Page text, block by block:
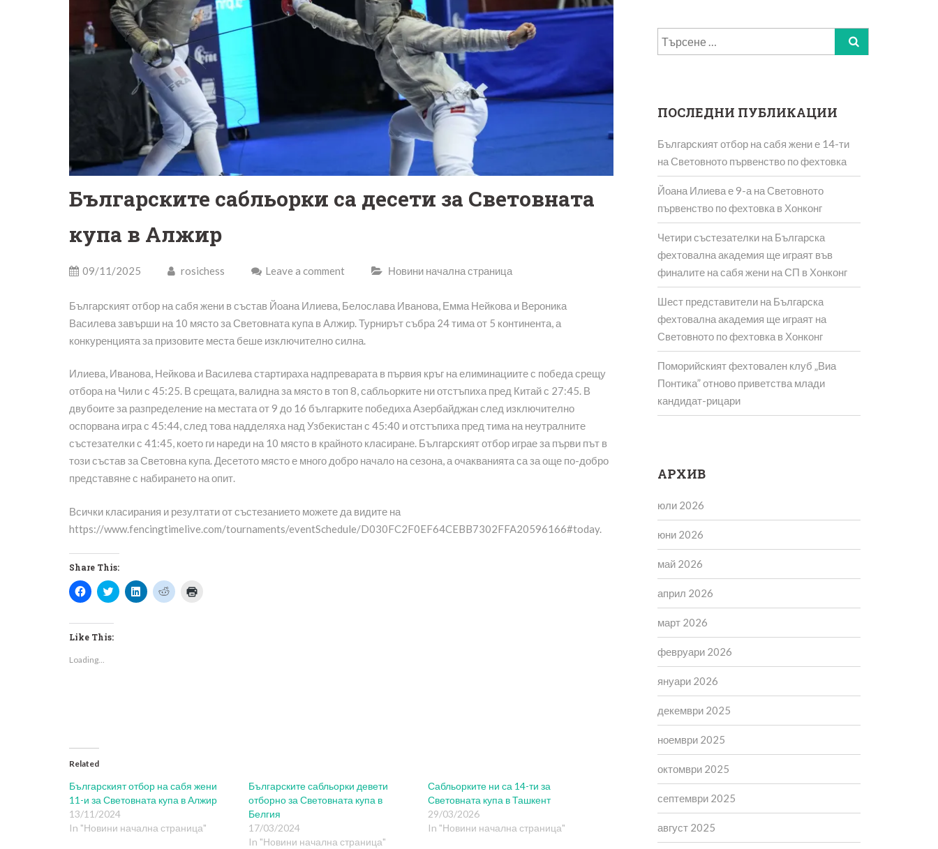
Българските сабльорки са десети за Световната
купа в Алжир
09/11/2025 rosichess Leave a comment Новини начална страница
Българският отбор на сабя жени в състав Йоана Илиева, Белослава Иванова, Емма Нейкова и Вероника
Василева завърши на 10 място за Световната купа в Алжир. Турнирът събра 24 тима от 5 континента, а
конкуренцията за призовите места беше изключително силна.
Илиева, Иванова, Нейкова и Василева стартираха надпреварата в първия кръг на елиминациите с победа срещу
отбора на Чили с 45:25. В срещата, валидна за място в топ 8, сабльорките ни отстъпиха пред Китай с 27:45. В
двубоите за разпределение на местата от 9 до 16 българките победиха Азербайджан след изключително
оспорвана игра с 45:44, след това надделяха над Узбекистан с 45:40 и отстъпиха пред тима на неутралните
състезателки с 41:45, което ги нареди на 10 място в крайното класиране. Българският отбор играе за първи път в
този състав за Световна купа. Десетото място е много добро начало на сезона, а очакванията са за още по-добро
представяне с набирането на опит.
Всички класирания и резултати от състезанието можете да видите на
https://www.fencingtimelive.com/tournaments/eventSchedule/D030FC2F0EF64CEBB7302FFA20596166#today.
Share This:
Click
to
Facebook
(Opens
in
window)
Click
to
Click
to
Click
to
Like This:
Loading...
Related
Българският отбор на сабя жени
11-и за Световната купа в Алжир
13/11/2024
In "Новини начална страница"
Българските сабльорки девети
отборно за Световната купа в
Белгия
17/03/2024
In "Новини начална страница"
Сабльорките ни са 14-ти за
Световната купа в Ташкент
29/03/2026
In "Новини начална страница"
Търсене
за:
ПОСЛЕДНИ ПУБЛИКАЦИИ
Българският отбор на сабя жени е 14-ти
на Световното първенство по фехтовка
Йоана Илиева е 9-а на Световното
първенство по фехтовка в Хонконг
Четири състезателки на Българска
фехтовална академия ще играят във
финалите на сабя жени на СП в Хонконг
Шест представители на Българска
фехтовална академия ще играят на
Световното по фехтовка в Хонконг
Поморийският фехтовален клуб „Виа
Понтика” отново приветства млади
кандидат-рицари
АРХИВ
юли 2026
юни 2026
май 2026
април 2026
март 2026
февруари 2026
януари 2026
декември 2025
ноември 2025
октомври 2025
септември 2025
август 2025